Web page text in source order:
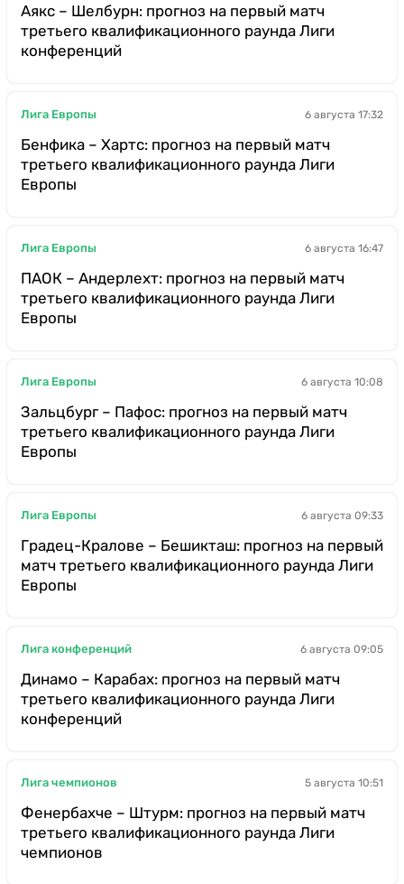
Аякс – Шелбурн: прогноз на первый матч
третьего квалификационного раунда Лиги
конференций
Лига Европы 6 августа 17:32
Бенфика – Хартс: прогноз на первый матч
третьего квалификационного раунда Лиги
Европы
Лига Европы 6 августа 16:47
ПАОК – Андерлехт: прогноз на первый матч
третьего квалификационного раунда Лиги
Европы
Лига Европы 6 августа 10:08
Зальцбург – Пафос: прогноз на первый матч
третьего квалификационного раунда Лиги
Европы
Лига Европы 6 августа 09:33
Градец-Кралове – Бешикташ: прогноз на первый
матч третьего квалификационного раунда Лиги
Европы
Лига конференций 6 августа 09:05
Динамо – Карабах: прогноз на первый матч
третьего квалификационного раунда Лиги
конференций
Лига чемпионов 5 августа 10:51
Фенербахче – Штурм: прогноз на первый матч
третьего квалификационного раунда Лиги
чемпионов